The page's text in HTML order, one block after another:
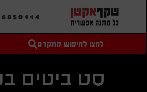
טקסט חופשי
מחיר מיני'
לחצו לחיפוש מתקדם
סט ביטים